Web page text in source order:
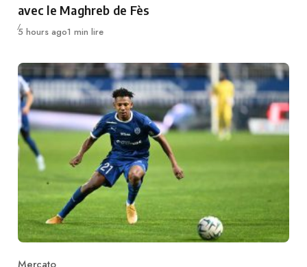
avec le Maghreb de Fès
Publié
5 hours ago1 min lire